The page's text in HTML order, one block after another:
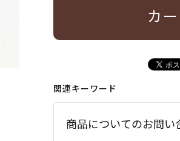
カ
関連キーワード
商品についてのお問い